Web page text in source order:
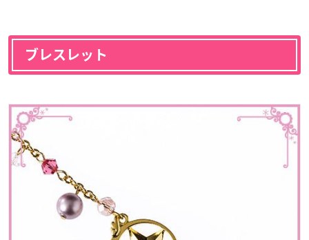
ブレスレット